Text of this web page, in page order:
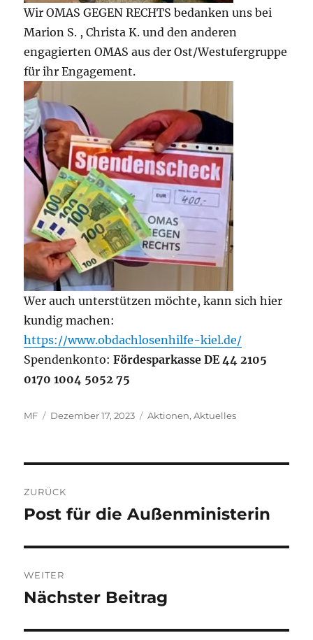
Wir OMAS GEGEN RECHTS bedanken uns bei
Marion S. , Christa K. und den anderen
engagierten OMAS aus der Ost/Westufergruppe
für ihr Engagement.
Wer auch unterstützen möchte, kann sich hier
kundig machen:
https://www.obdachlosenhilfe-kiel.de/
Spendenkonto:Fördesparkasse DE 44 2105
0170 1004 5052 75
Autor
MF
Veröffentlicht
Dezember 17, 2023 Kategorien
Aktionen,Aktuelles
ZURÜCK
Vorheriger
Post für die Außenministerin
WEITER
Nächster
Nächster Beitrag